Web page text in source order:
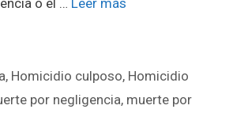
, Homicidio culposo, Homicidio
por negligencia, muerte por